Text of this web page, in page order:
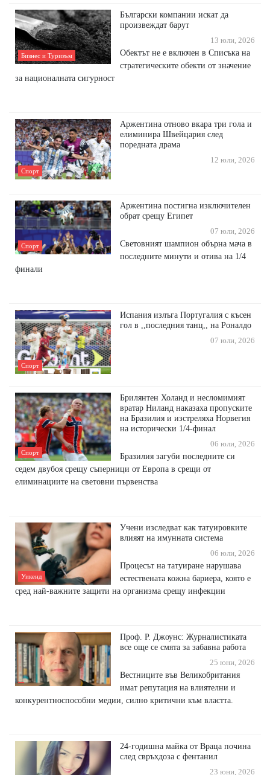
Бизнес и Туризъм
Български компании искат да
произвеждат барут
13 юли, 2026
Обектът не е включен в Списъка на
стратегическите обекти от значение
за националната сигурност
Спорт
Аржентина отново вкара три гола и
елиминира Швейцария след
поредната драма
12 юли, 2026
Спорт
Аржентина постигна изключителен
обрат срещу Египет
07 юли, 2026
Световният шампион обърна мача в
последните минути и отива на 1/4
финали
Спорт
Испания излъга Португалия с късен
гол в ,,последния танц,, на Роналдо
07 юли, 2026
Спорт
Брилянтен Холанд и несломимият
вратар Ниланд наказаха пропуските
на Бразилия и изстреляха Норвегия
на исторически 1/4-финал
06 юли, 2026
Бразилия загуби последните си
седем двубоя срещу съперници от Европа в срещи от
елиминациите на световни първенства
Уикенд
Учени изследват как татуировките
влияят на имунната система
06 юли, 2026
Процесът на татуиране нарушава
естествената кожна бариера, която е
сред най-важните защити на организма срещу инфекции
Проф. Р. Джоунс: Журналистиката
все още се смята за забавна работа
25 юни, 2026
Вестниците във Великобритания
имат репутация на влиятелни и
конкурентноспособни медии, силно критични към властта.
24-годишна майка от Враца почина
след свръхдоза с фентанил
23 юни, 2026